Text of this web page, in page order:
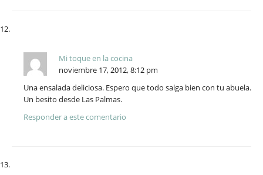
Mi toque en la cocina
noviembre 17, 2012, 8:12 pm
Una ensalada deliciosa. Espero que todo salga bien con tu abuela.
Un besito desde Las Palmas.
Responder a este comentario